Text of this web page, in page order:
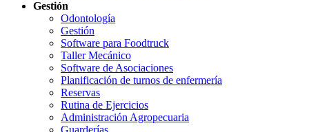
Gestión
Odontología
Gestión
Software para Foodtruck
Taller Mecánico
Software de Asociaciones
Planificación de turnos de enfermería
Reservas
Rutina de Ejercicios
Administración Agropecuaria
Guarderías